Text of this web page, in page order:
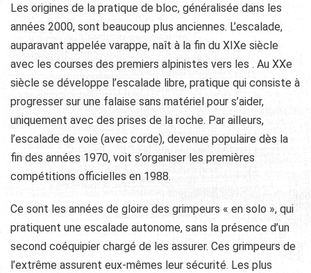
Les origines de la pratique de bloc, généralisée dans les
années 2000, sont beaucoup plus anciennes. L’escalade,
auparavant appelée varappe, naît à la fin du XIXe siècle
avec les courses des premiers alpinistes vers les . Au XXe
siècle se développe l’escalade libre, pratique qui consiste à
progresser sur une falaise sans matériel pour s’aider,
uniquement avec des prises de la roche. Par ailleurs,
l’escalade de voie (avec corde), devenue populaire dès la
fin des années 1970, voit s’organiser les premières
compétitions officielles en 1988.
Ce sont les années de gloire des grimpeurs « en solo », qui
pratiquent une escalade autonome, sans la présence d’un
second coéquipier chargé de les assurer. Ces grimpeurs de
l’extrême assurent eux-mêmes leur sécurité. Les plus